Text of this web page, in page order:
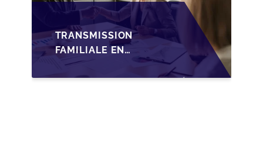
TRANSMISSION
FAMILIALE EN
WALLONIE :
NOUVELLES